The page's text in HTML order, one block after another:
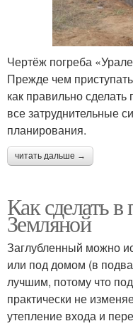
Погреб на даче
Погреб из кирпича
домом
Чертёж погреба
Прежде чем приступать
как правильно
все затруднительные
планирования.
читать дальше →
Как сделать в
Земляной
Заглубленный можно
или под домом (в
лучшим, потому что
практически не
утепление входа и